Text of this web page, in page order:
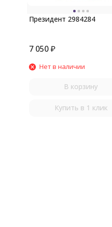
Президент 2984284
7 050 ₽
Нет в наличии
В корзину
Купить в 1 клик